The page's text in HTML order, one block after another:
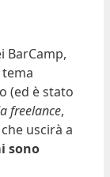
BarCamp,
(ed è stato
freelance,
uscirà a
sono